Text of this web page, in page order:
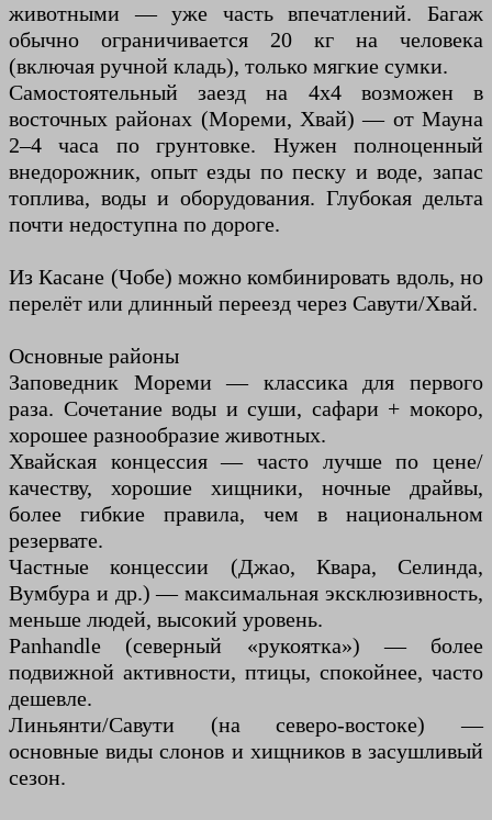
животными — уже часть впечатлений. Багаж
обычно ограничивается 20 кг на человека
(включая ручной кладь), только мягкие сумки.
Самостоятельный заезд на 4х4 возможен в
восточных районах (Мореми, Хвай) — от Мауна
2–4 часа по грунтовке. Нужен полноценный
внедорожник, опыт езды по песку и воде, запас
топлива, воды и оборудования. Глубокая дельта
почти недоступна по дороге.
Из Касане (Чобе) можно комбинировать вдоль, но
перелёт или длинный переезд через Савути/Хвай.
Основные районы
Заповедник Мореми — классика для первого
раза. Сочетание воды и суши, сафари + мокоро,
хорошее разнообразие животных.
Хвайская концессия — часто лучше по цене/
качеству, хорошие хищники, ночные драйвы,
более гибкие правила, чем в национальном
резервате.
Частные концессии (Джао, Квара, Селинда,
Вумбура и др.) — максимальная эксклюзивность,
меньше людей, высокий уровень.
Panhandle (северный «рукоятка») — более
подвижной активности, птицы, спокойнее, часто
дешевле.
Линьянти/Савути (на северо-востоке) —
основные виды слонов и хищников в засушливый
сезон.